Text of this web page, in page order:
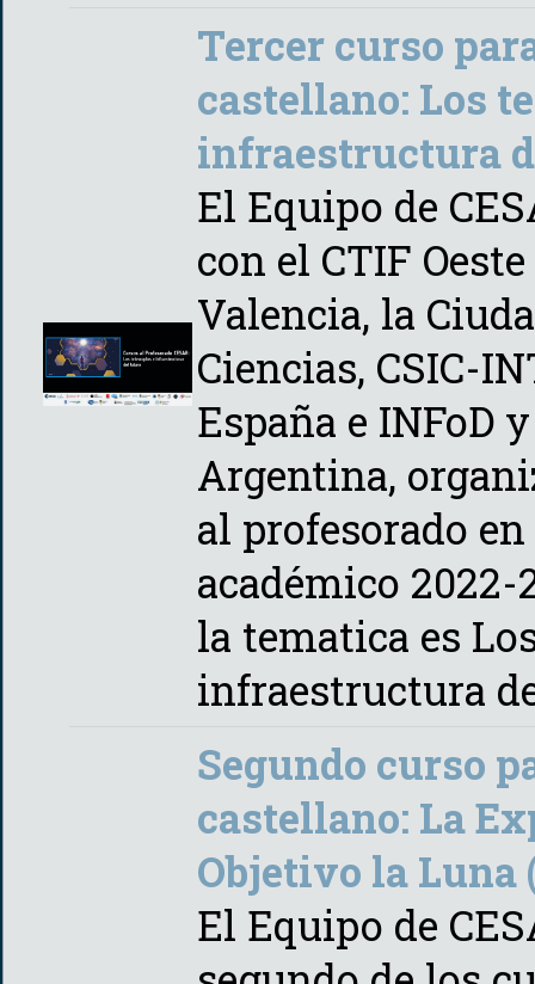
Tercer curso
castellano: Los
infraestructura
El Equipo de
con el CTIF
Valencia, la
Ciencias, CSIC-
España e INFoD
Argentina,
al profesorado
académico 2022-
la tematica es
infraestructura
Segundo curso
castellano: La
Objetivo la Luna
El Equipo de